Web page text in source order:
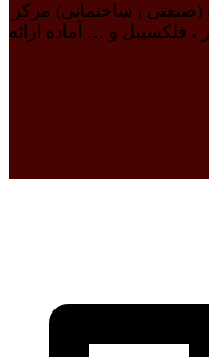
(صنعتی ، ساختمانی) مرکز
، فلکسیبل و … آماده ارائه